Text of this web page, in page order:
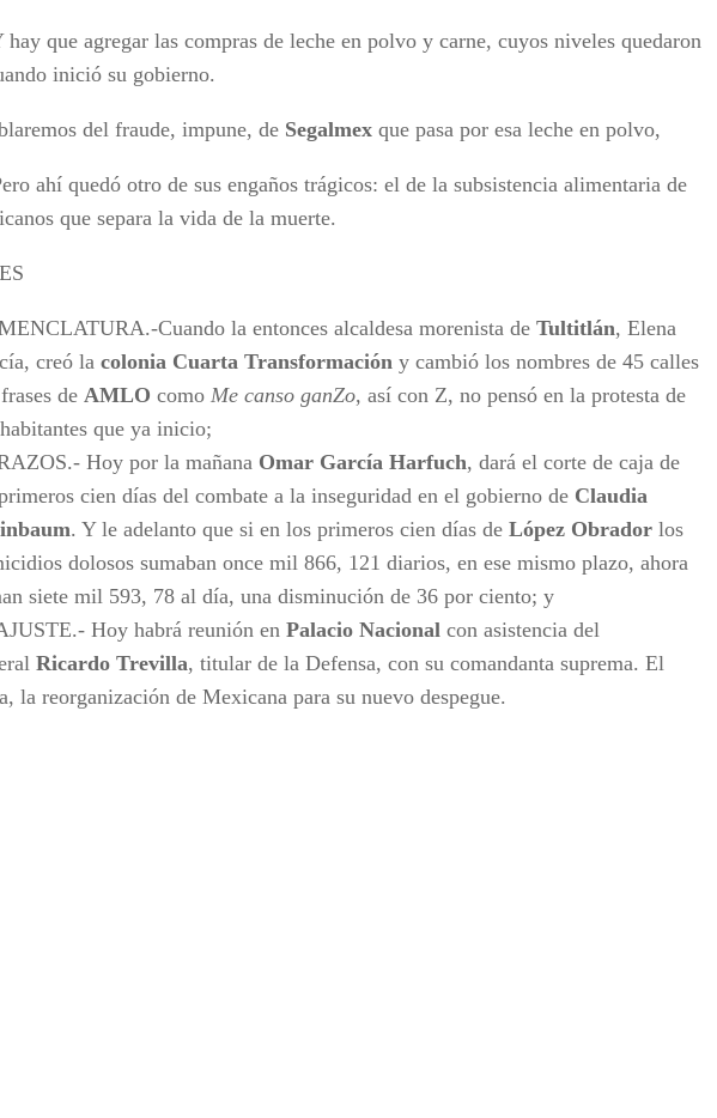
agregar las compras de leche en polvo y carne, cuyos niveles quedaron
inició su gobierno.
del fraude, impune, de Segalmex que pasa por esa leche en polvo,
quedó otro de sus engaños trágicos: el de la subsistencia alimentaria de
que separa la vida de la muerte.
Cuando la entonces alcaldesa morenista de Tultitlán, Elena
creó la colonia Cuarta Transformación y cambió los nombres de 45 calles
de AMLO como Me canso ganZo, así con Z, no pensó en la protesta de
que ya inicio;
Hoy por la mañana Omar García Harfuch, dará el corte de caja de
cien días del combate a la inseguridad en el gobierno de Claudia
. Y le adelanto que si en los primeros cien días de López Obrador los
dolosos sumaban once mil 866, 121 diarios, en ese mismo plazo, ahora
siete mil 593, 78 al día, una disminución de 36 por ciento; y
Hoy habrá reunión en Palacio Nacional con asistencia del
Ricardo Trevilla, titular de la Defensa, con su comandanta suprema. El
la reorganización de Mexicana para su nuevo despegue.